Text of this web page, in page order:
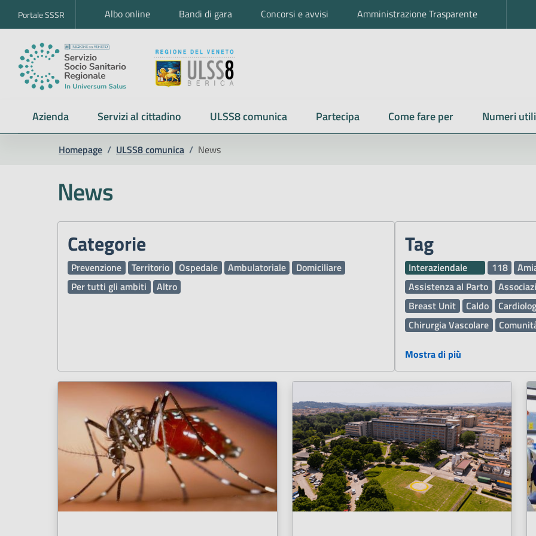
Portale SSSR Albo online Bandi di gara Concorsi e avvisi Amministrazione Trasparente
Azienda Servizi al cittadino ULSS8 comunica Partecipa Come fare per Numeri utili
Homepage / ULSS8 comunica / News
News
Categorie
Prevenzione Territorio Ospedale Ambulatoriale
Domiciliare
Per tutti gli ambiti
Altro
Tag
Interaziendale 118
Assistenza al Parto
Breast Unit
Caldo
Chirurgia Vascolare
Demenza
Diritti dei pazienti
Esami di Laboratorio
Farmaci
Inclusione sociale
Infermieri
Malattie rare
Medici
Metodo Doman
Metodo Fay
Metodo Vojta
Oculistica
Patologia Neonatale
Pediatra
Personale Sistema Sanitario
Piano Nazionale di Ripresa e
Mostra di più